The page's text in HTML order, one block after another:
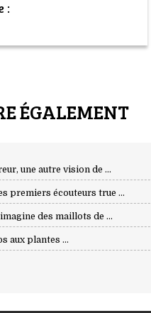
:
ÉGALEMENT
une autre vision de ...
premiers écouteurs true ...
des maillots de ...
aux plantes ...